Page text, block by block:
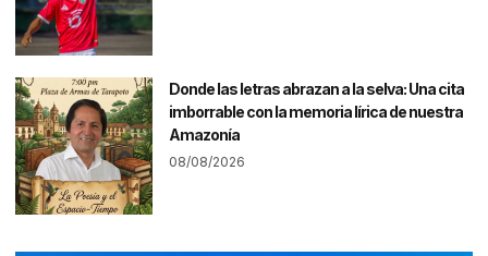
Donde las letras abrazan a la selva: Una cita
imborrable con la memoria lírica de nuestra
Amazonía
08/08/2026